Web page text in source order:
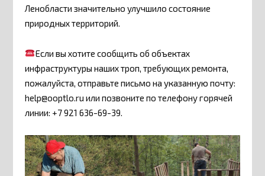
Ленобласти значительно улучшило состояние
природных территорий.
Если вы хотите сообщить об объектах
инфраструктуры наших троп, требующих ремонта,
пожалуйста, отправьте письмо на указанную почту:
help@ooptlo.ru или позвоните по телефону горячей
линии: +7 921 636-69-39.